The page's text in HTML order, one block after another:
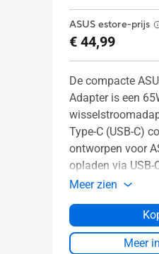
ASUS estore-prijs
€ 44,99
De compacte
Adapter is een
Type-C (USB-C)
ontworpen voor
opladen via USB-
Meer zien
Meer